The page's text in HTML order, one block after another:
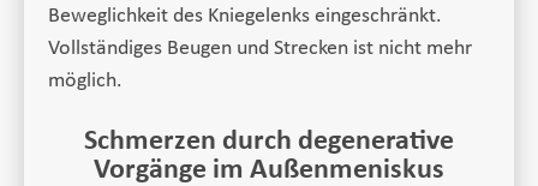
Beweglichkeit des Kniegelenks eingeschränkt.
Vollständiges Beugen und Strecken ist nicht mehr
möglich.
Schmerzen durch degenerative
Vorgänge im Außenmeniskus